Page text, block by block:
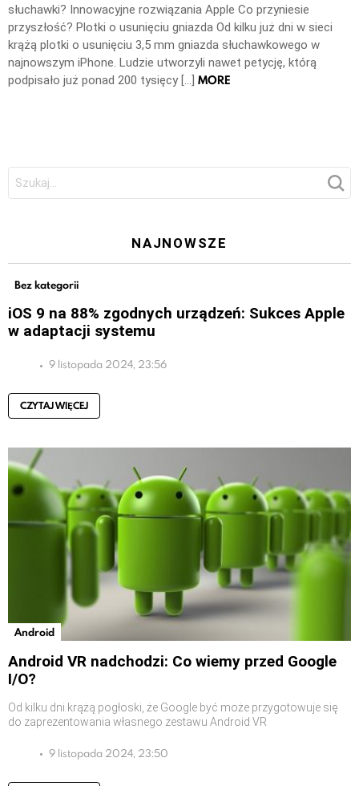
słuchawki? Innowacyjne rozwiązania Apple Co przyniesie
przyszłość? Plotki o usunięciu gniazda Od kilku już dni w sieci
krążą plotki o usunięciu 3,5 mm gniazda słuchawkowego w
najnowszym iPhone. Ludzie utworzyli nawet petycję, którą
podpisało już ponad 200 tysięcy […] MORE
Szukaj:
NAJNOWSZE
Bez kategorii
iOS 9 na 88% zgodnych urządzeń: Sukces Apple
w adaptacji systemu
9 listopada 2024, 23:56
CZYTAJ WIĘCEJ
Android
Android VR nadchodzi: Co wiemy przed Google
I/O?
Od kilku dni krążą pogłoski, że Google być może przygotowuje się
do zaprezentowania własnego zestawu Android VR
9 listopada 2024, 23:50